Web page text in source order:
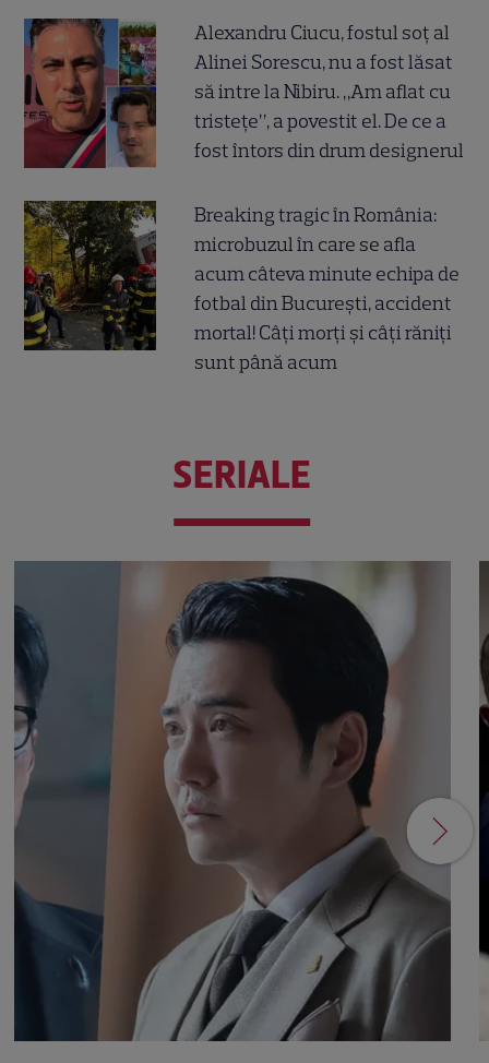
Alexandru Ciucu, fostul soț al
Alinei Sorescu, nu a fost lăsat
să intre la Nibiru. „Am aflat cu
tristețe”, a povestit el. De ce a
fost întors din drum designerul
Breaking tragic în România:
microbuzul în care se afla
acum câteva minute echipa de
fotbal din București, accident
mortal! Câți morți și câți răniți
sunt până acum
SERIALE